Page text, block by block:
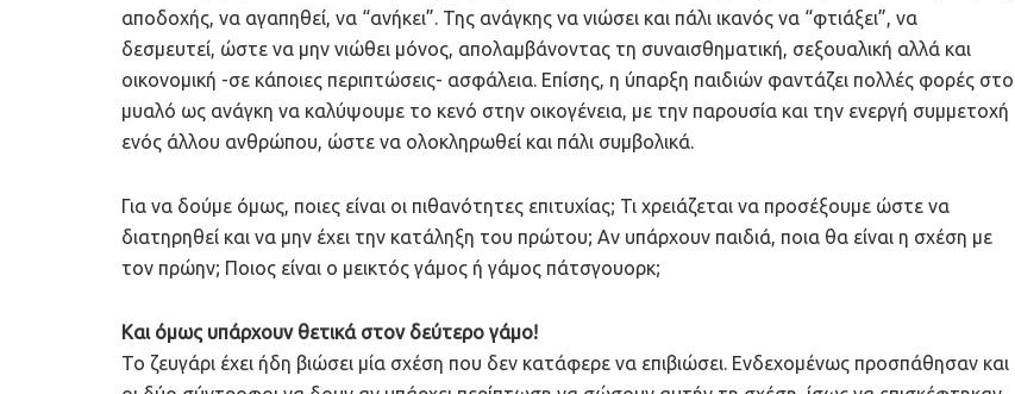
αποδοχής, να αγαπηθεί, να “ανήκει”. Της ανάγκης να νιώσει και πάλι ικανός να “φτιάξει”, να
δεσμευτεί, ώστε να μην νιώθει μόνος, απολαμβάνοντας τη συναισθηματική, σεξουαλική αλλά και
οικονομική -σε κάποιες περιπτώσεις- ασφάλεια. Επίσης, η ύπαρξη παιδιών φαντάζει πολλές φορές στο
μυαλό ως ανάγκη να καλύψουμε το κενό στην οικογένεια, με την παρουσία και την ενεργή συμμετοχή
ενός άλλου ανθρώπου, ώστε να ολοκληρωθεί και πάλι συμβολικά.
Για να δούμε όμως, ποιες είναι οι πιθανότητες επιτυχίας; Τι χρειάζεται να προσέξουμε ώστε να
διατηρηθεί και να μην έχει την κατάληξη του πρώτου; Αν υπάρχουν παιδιά, ποια θα είναι η σχέση με
τον πρώην; Ποιος είναι ο μεικτός γάμος ή γάμος πάτσγουορκ;
Και όμως υπάρχουν θετικά στον δεύτερο γάμο!
Το ζευγάρι έχει ήδη βιώσει μία σχέση που δεν κατάφερε να επιβιώσει. Ενδεχομένως προσπάθησαν και